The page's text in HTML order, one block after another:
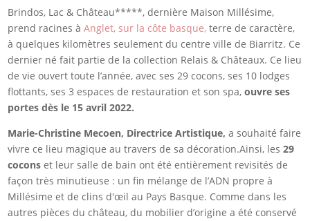
Brindos, Lac & Château*****, dernière Maison Millésime,
prend racines àAnglet, sur la côte basque, terre de caractère,
à quelques kilomètres seulement du centre ville de Biarritz. Ce
dernier né fait partie de la collection Relais & Châteaux. Ce lieu
de vie ouvert toute l’année, avec ses 29 cocons, ses 10 lodges
flottants, ses 3 espaces de restauration et son spa, ouvre ses
portes dès le 15 avril 2022.
Marie-Christine Mecoen, Directrice Artistique, a souhaité faire
vivre ce lieu magique au travers de sa décoration.Ainsi, les29
coconset leur salle de bain ont été entièrement revisités de
façon très minutieuse : un fin mélange de l’ADN propre à
Millésime et de clins d'œil au Pays Basque. Comme dans les
autres pièces du château, du mobilier d’origine a été conservé